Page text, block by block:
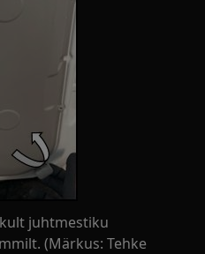
juhtmestiku
(Märkus: Tehke